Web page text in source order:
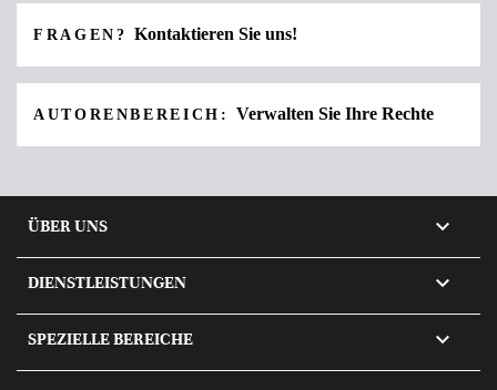
FRAGEN? Kontaktieren Sie uns!
AUTORENBEREICH: Verwalten Sie Ihre Rechte
ÜBER UNS 
DIENSTLEISTUNGEN 
SPEZIELLE BEREICHE 